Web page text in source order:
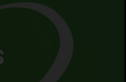
KURS ANMELDEN